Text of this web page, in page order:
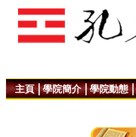
主頁 學院簡介 學院動態